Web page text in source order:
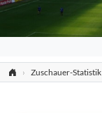
Zuschauer-Statistik